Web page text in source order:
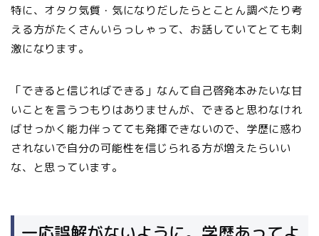
特に、オタク気質・気になりだしたらとことん調べたり考
える方がたくさんいらっしゃって、お話していてとても刺
激になります。
「できると信じればできる」なんて自己啓発本みたいな甘
いことを言うつもりはありませんが、できると思わなけれ
ばせっかく能力伴ってても発揮できないので、学歴に惑わ
されないで自分の可能性を信じられる方が増えたらいい
な、と思っています。